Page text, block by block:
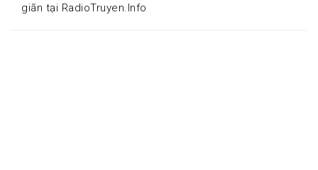
giãn tại RadioTruyen.Info